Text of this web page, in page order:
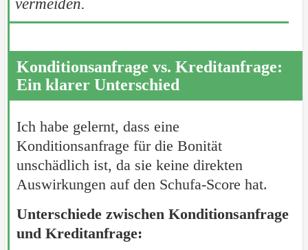
vermeiden.
Konditionsanfrage vs. Kreditanfrage:
Ein klarer Unterschied
Ich habe gelernt, dass eine
Konditionsanfrage für die Bonität
unschädlich ist, da sie keine direkten
Auswirkungen auf den Schufa-Score hat.
Unterschiede zwischen Konditionsanfrage
und Kreditanfrage: